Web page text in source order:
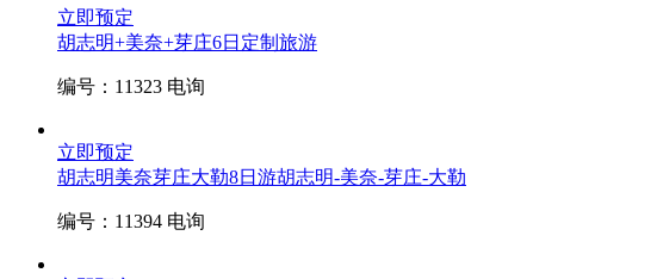
立即预定
胡志明+美奈+芽庄6日 定制旅游
编号：11323 电询
立即预定
胡志明美奈芽庄大勒8日游胡志明-美奈-芽庄-大勒
编号：11394 电询